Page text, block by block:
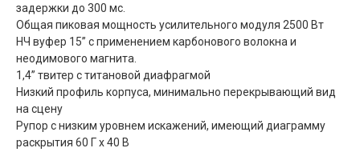
задержки до 300 мс.
Общая пиковая мощность усилительного модуля 2500 Вт
НЧ вуфер 15” с применением карбонового волокна и
неодимового магнита.
1,4” твитер с титановой диафрагмой
Низкий профиль корпуса, минимально перекрывающий вид
на сцену
Рупор с низким уровнем искажений, имеющий диаграмму
раскрытия 60 Г x 40 В